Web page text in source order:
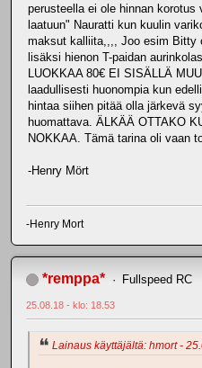
perusteella ei ole hinnan
laatuun" Nauratti kun kuulin
maksut kalliita,,,, Joo esim Bitty
lisäksi hienon T-paidan
LUOKKAA 80€ EI SISÄLLÄ
laadullisesti huonompia kun
hintaa siihen pitää olla järkevä
huomattava. ÄLKÄÄ OTTAKO
NOKKAA. Tämä tarina oli vaan
-Henry Mört
-Henry Mort
*remppa* Fullspeed RC
25.08.18 - klo: 18.53
Lainaus käyttäjältä: hmort -